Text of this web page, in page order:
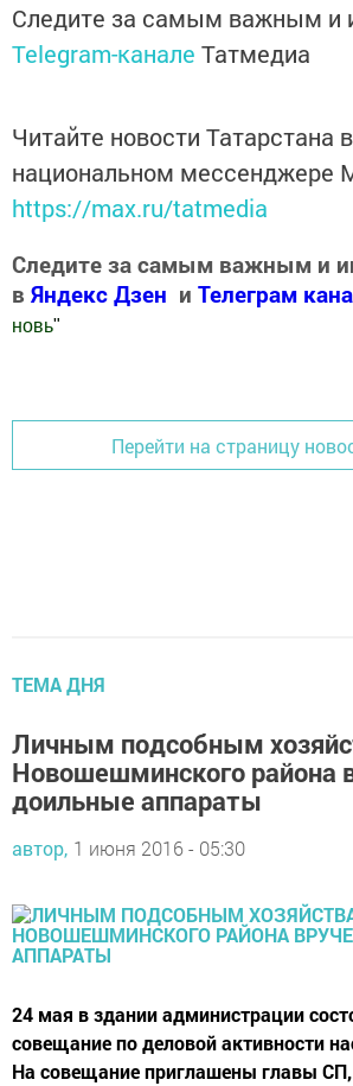
Следите за самым важным и
Telegram-канале Татмедиа
Читайте новости Татарстана в
национальном мессенджере
https://max.ru/tatmedia
Следите за самым важным и
в Яндекс Дзен и Телеграм
новь"
Перейти на страницу
ТЕМА ДНЯ
Личным подсобным
Новошешминского района
доильные аппараты
автор, 1 июня 2016 - 05:30
24 мая в здании администрации
совещание по деловой активности
На совещание приглашены главы СП,